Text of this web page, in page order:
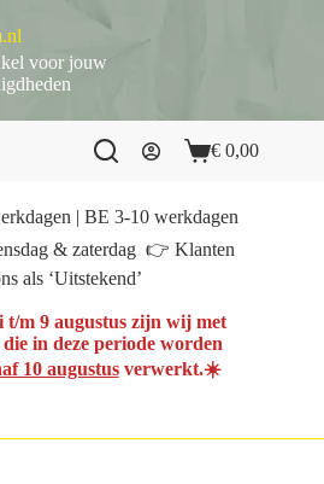
voor jouw
Winkelwagen
€ 0,00
| BE 3-10 werkdagen
& zaterdag 👉 Klanten
als ‘Uitstekend’
t/m 9 augustus zijn wij met
in deze periode worden
10 augustusverwerkt.☀️